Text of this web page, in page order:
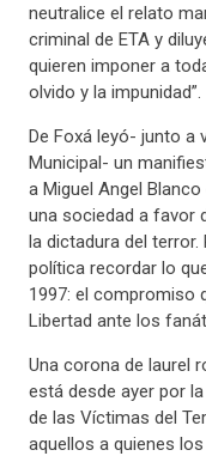
neutralice el relato
criminal de ETA y
quieren imponer a
olvido y la impunidad”.
De Foxá leyó- junto a
Municipal- un
a Miguel Angel
una sociedad a favor
la dictadura del
política recordar lo
1997: el compromiso
Libertad ante los
Una corona de laurel
está desde ayer por
de las Víctimas del
aquellos a quienes